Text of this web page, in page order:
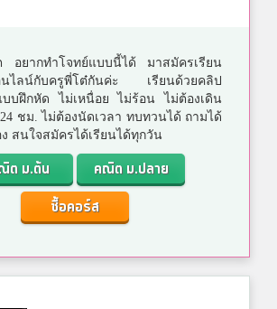
อยากทำโจทย์แบบนี้ได้ มาสมัครเรียน
นไลน์กับครูพี่โต๋กันค่ะ เรียนด้วยคลิป
บฝึกหัด ไม่เหนื่อย ไม่ร้อน ไม่ต้องเดิน
ชม. ไม่ต้องนัดเวลา ทบทวนได้ ถามได้
สนใจสมัครได้เรียนได้ทุกวัน
ต ม.ต้น
คณิต ม.ปลาย
ซื้อคอร์ส